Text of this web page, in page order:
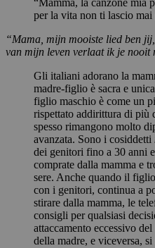
“Mamma, la canzone mia
per la vita non ti lascio
“Mama, mijn mooiste lied ben
van mijn leven verlaat ik je nooit
Gli italiani adorano la
madre-figlio è sacra e
figlio maschio è come un
rispettato addirittura di
spesso rimangono molto
avanzata. Sono i cosiddetti
dei genitori fino a 30 anni
comprate dalla mamma e
sere. Anche quando il
con i genitori, continua a
stirare dalla mamma, le
consigli per qualsiasi
attaccamento eccessivo
della madre, e viceversa,